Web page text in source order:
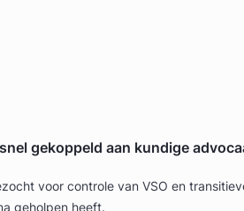
gekoppeld aan kundige
voor controle van VSO en
geholpen heeft.